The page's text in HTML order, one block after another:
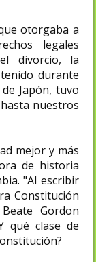
otorgaba a
legales
divorcio, la
durante
Japón, tuvo
nuestros
mejor y más
de historia
"Al escribir
Constitución
Gordon
qué clase de